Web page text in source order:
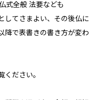
式全般 法要なども
してさまよい、その後仏に
降で表書きの書き方が変わ
ください。